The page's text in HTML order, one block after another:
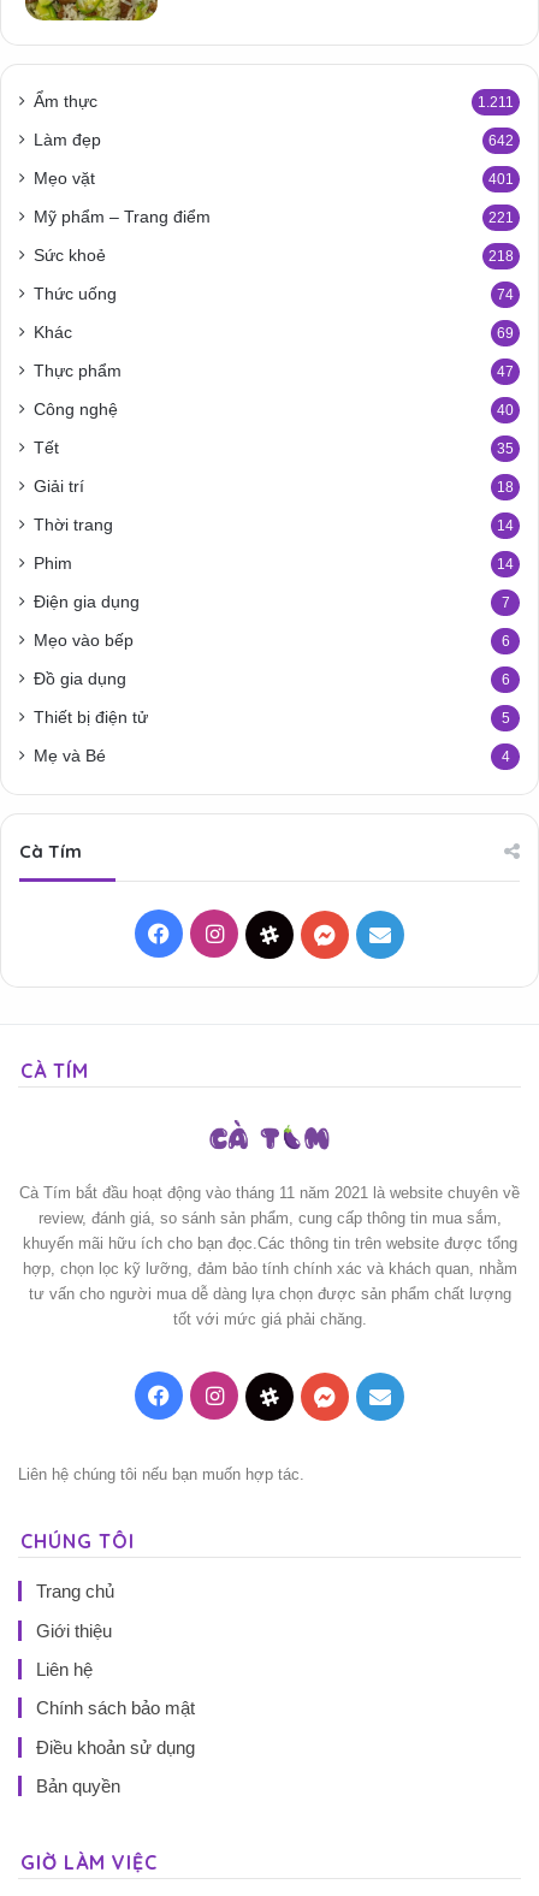
Ẩm thực 1.211
Làm đẹp 642
Mẹo vặt 401
Mỹ phẩm – Trang điểm 221
Sức khoẻ 218
Thức uống 74
Khác 69
Thực phẩm 47
Công nghệ 40
Tết 35
Giải trí 18
Thời trang 14
Phim 14
Điện gia dụng 7
Mẹo vào bếp 6
Đồ gia dụng 6
Thiết bị điện tử 5
Mẹ và Bé 4
Cà Tím
FacebookInstagramThreadsMessenger
Mail
CÀ TÍM
Cà Tím bắt đầu hoạt động vào tháng 11 năm 2021 là website chuyên về
review, đánh giá, so sánh sản phẩm, cung cấp thông tin mua sắm,
khuyến mãi hữu ích cho bạn đọc.Các thông tin trên website được tổng
hợp, chọn lọc kỹ lưỡng, đảm bảo tính chính xác và khách quan, nhằm
tư vấn cho người mua dễ dàng lựa chọn được sản phẩm chất lượng
tốt với mức giá phải chăng.
FacebookInstagramThreadsMessenger
Mail
Liên hệ chúng tôi nếu bạn muốn hợp tác.
CHÚNG TÔI
Trang chủ
Giới thiệu
Liên hệ
Chính sách bảo mật
Điều khoản sử dụng
Bản quyền
GIỜ LÀM VIỆC